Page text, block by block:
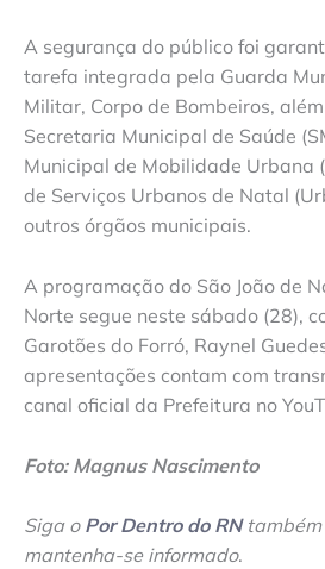
A segurança do público foi
tarefa integrada pela Guarda
Militar, Corpo de Bombeiros,
Secretaria Municipal de Saúde
Municipal de Mobilidade Urbana
de Serviços Urbanos de Natal
outros órgãos municipais.
A programação do São João de
Norte segue neste sábado (28),
Garotões do Forró, Raynel
apresentações contam com
canal oficial da Prefeitura no
Foto: Magnus Nascimento
Siga o Por Dentro do RNtambém
mantenha-se informado.